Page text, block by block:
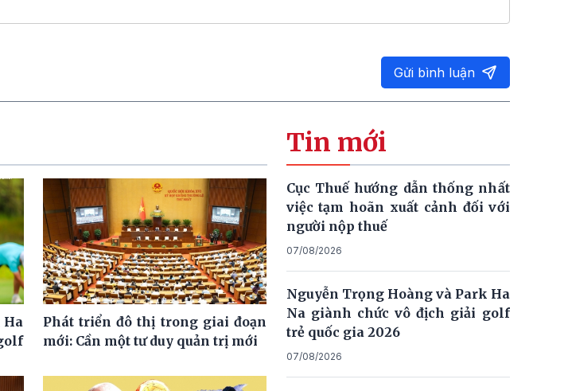
Gửi bình luận
Ha
Phát triển đô thị trong giai đoạn
mới: Cần một tư duy quản trị mới
Tin mới
Cục Thuế hướng dẫn thống nhất
việc tạm hoãn xuất cảnh đối với
người nộp thuế
07/08/2026
Nguyễn Trọng Hoàng và Park Ha
Na giành chức vô địch giải golf
trẻ quốc gia 2026
07/08/2026